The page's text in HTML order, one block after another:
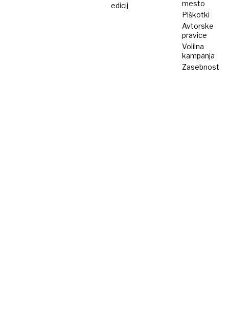
edicij
mesto
Piškotki
Avtorske
pravice
Volilna
kampanja
Zasebnost